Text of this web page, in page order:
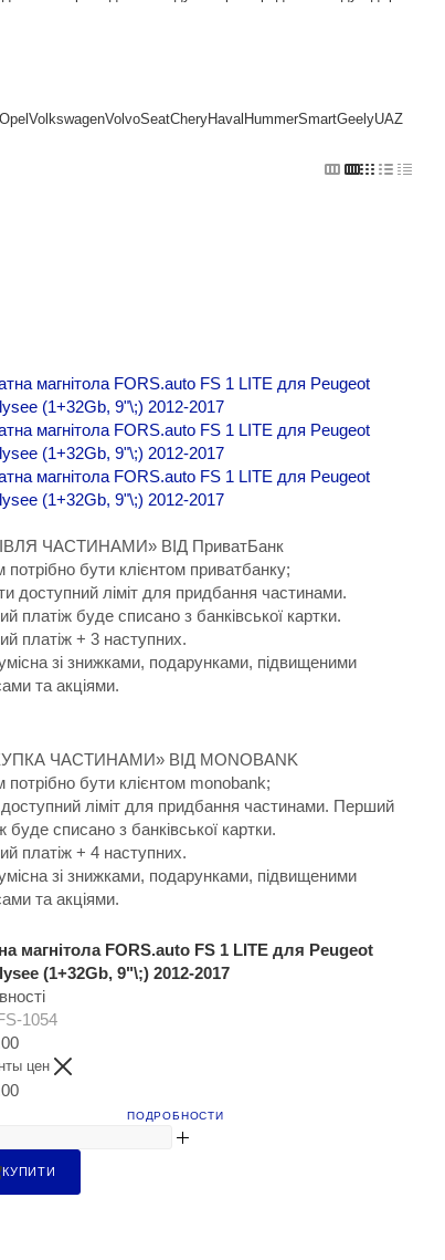
Opel VolkswagenVolvoSeatCheryHaval HummerSmartGeelyUAZ
ЧАСТИНАМИ» ВІД ПриватБанк
потрібно бути клієнтом приватбанку;
доступний ліміт для придбання частинами.
платіж буде списано з банківської картки.
платіж + 3 наступних.
зі знижками, подарунками, підвищеними
та акціями.
ЧАСТИНАМИ» ВІД MONOBANK
потрібно бути клієнтом monobank;
ліміт для придбання частинами. Перший
буде списано з банківської картки.
платіж + 4 наступних.
зі знижками, подарунками, підвищеними
та акціями.
магнітола FORS.auto FS 1 LITE для Peugeot
(1+32Gb, 9"\;) 2012-2017
1054
цен
ПОДРОБНОСТИ
КУПИТИ